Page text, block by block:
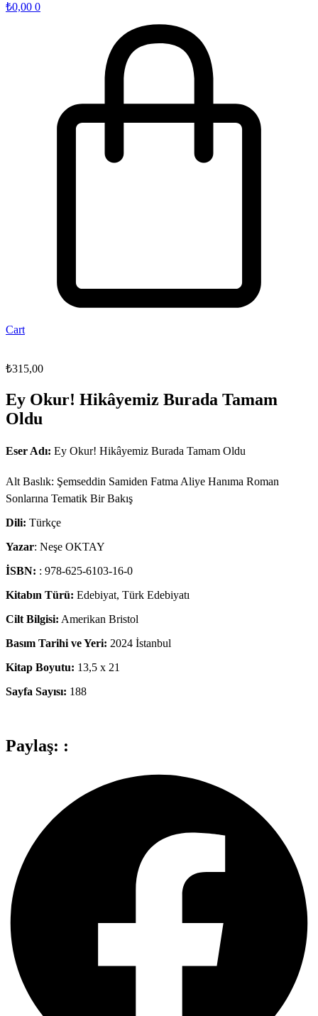
₺0,00 0
Cart
₺315,00
Ey Okur! Hikâyemiz Burada Tamam
Oldu
Eser Adı: Ey Okur! Hikâyemiz Burada Tamam Oldu
Alt Baslık: Şemseddin Samiden Fatma Aliye Hanıma Roman
Sonlarına Tematik Bir Bakış
Dili: Türkçe
Yazar: Neşe OKTAY
İSBN: : 978-625-6103-16-0
Kitabın Türü: Edebiyat, Türk Edebiyatı
Cilt Bilgisi: Amerikan Bristol
Basım Tarihi ve Yeri: 2024 İstanbul
Kitap Boyutu: 13,5 x 21
Sayfa Sayısı: 188
Paylaş: :